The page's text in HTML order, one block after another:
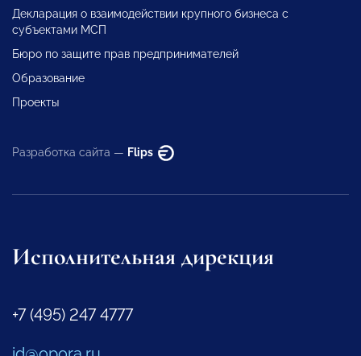
Декларация о взаимодействии крупного бизнеса с
субъектами МСП
Бюро по защите прав предпринимателей
Образование
Проекты
Разработка сайта — Flips
Исполнительная дирекция
+7 (495) 247 4777